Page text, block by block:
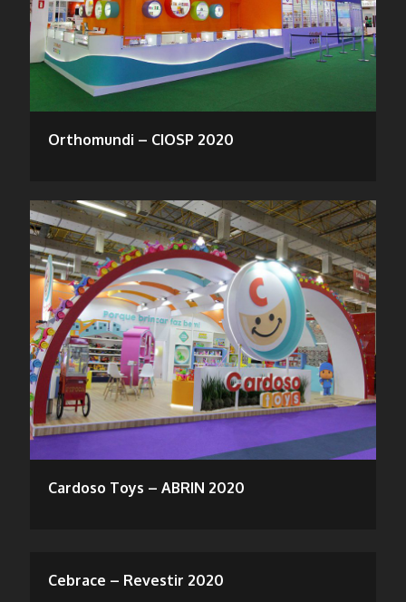
Orthomundi – CIOSP 2020
Cardoso Toys – ABRIN 2020
Cebrace – Revestir 2020